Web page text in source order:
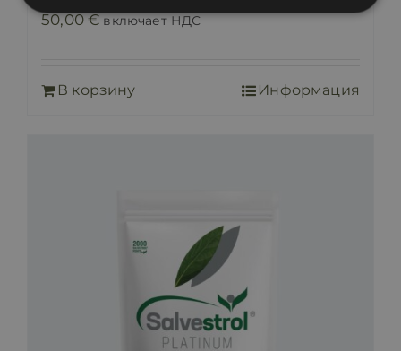
50,00€ включает НДС
В корзину Информация